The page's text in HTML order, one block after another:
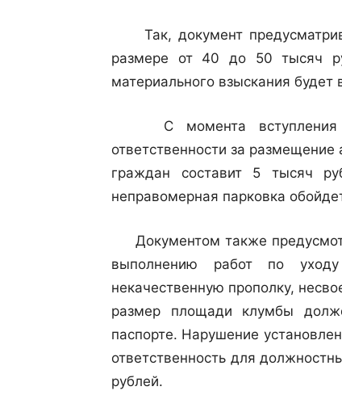
Так, документ
размере от 40 до 50 тысяч
материального взыскания будет
С момента вступления в
ответственности за
граждан составит 5 тысяч
неправомерная парковка
Документом также
выполнению работ по
некачественную прополку,
размер площади клумбы
паспорте. Нарушение
ответственность для
рублей.